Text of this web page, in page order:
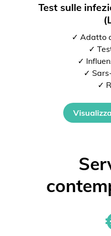
Test sulle
✓ Adatto
✓
✓
✓
✓